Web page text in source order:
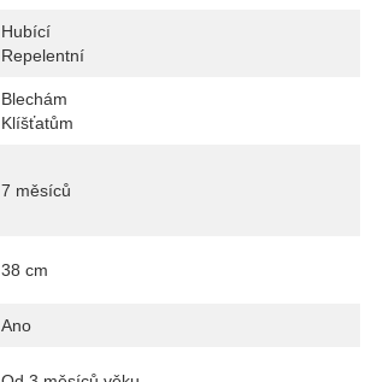
Hubící
Repelentní
Blechám
Klíšťatům
7 měsíců
38 cm
Ano